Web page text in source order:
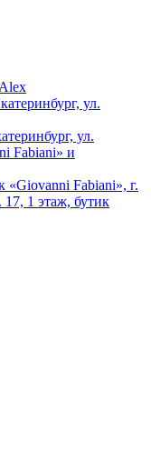
ул.
ул.
Fabiani» и
Fabiani», г.
1 этаж, бутик